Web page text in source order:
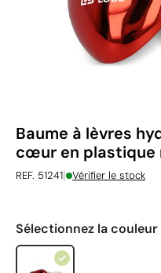
Baume à lèvres
cœur en plastique
REF. 51241| Vérifier le stock
Sélectionnez la couleur